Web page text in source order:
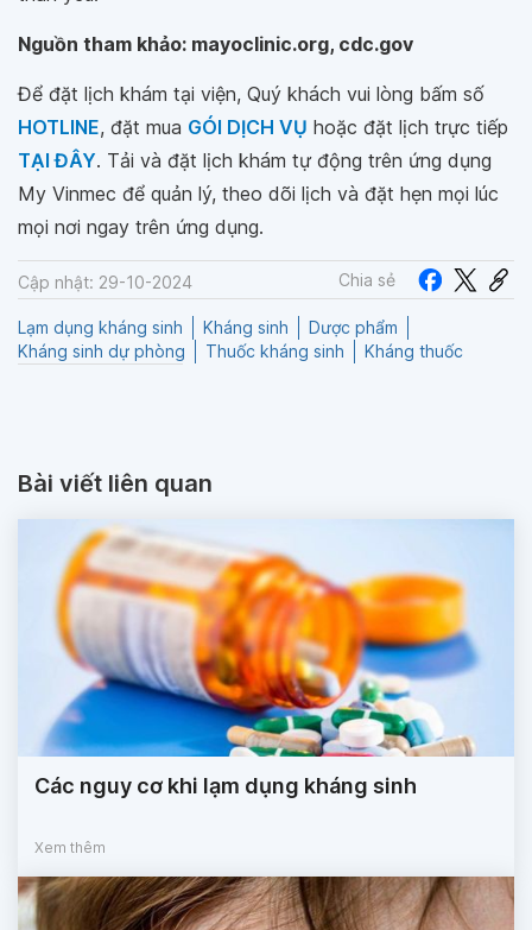
Nguồn tham khảo: mayoclinic.org, cdc.gov
Để đặt lịch khám tại viện, Quý khách vui lòng bấm số
HOTLINE, đặt mua GÓI DỊCH VỤ hoặc đặt lịch trực tiếp
TẠI ĐÂY. Tải và đặt lịch khám tự động trên ứng dụng
My Vinmec để quản lý, theo dõi lịch và đặt hẹn mọi lúc
mọi nơi ngay trên ứng dụng.
Cập nhật: 29-10-2024 Chia sẻ
Lạm dụng kháng sinh Kháng sinh
Dược phẩm
Kháng sinh dự phòng
Thuốc kháng sinh Kháng thuốc
Bài viết liên quan
Các nguy cơ khi lạm dụng kháng sinh
Xem thêm